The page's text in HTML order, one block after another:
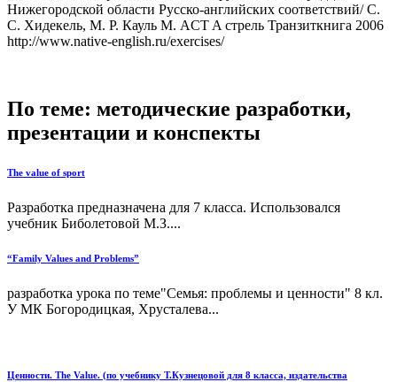
Нижегородской области Русско-английских соответствий/ С.
С. Хидекель, М. Р. Кауль М. ACT A стрель Транзиткнига 2006
http://www.native-english.ru/exercises/
По теме: методические разработки,
презентации и конспекты
The value of sport
Разработка предназначена для 7 класса. Использовался
учебник Биболетовой М.З....
“Family Values and Problems”
разработка урока по теме"Семья: проблемы и ценности" 8 кл.
У МК Богородицкая, Хрусталева...
Ценности. The Value. (по учебнику Т.Кузнецовой для 8 класса, издательства